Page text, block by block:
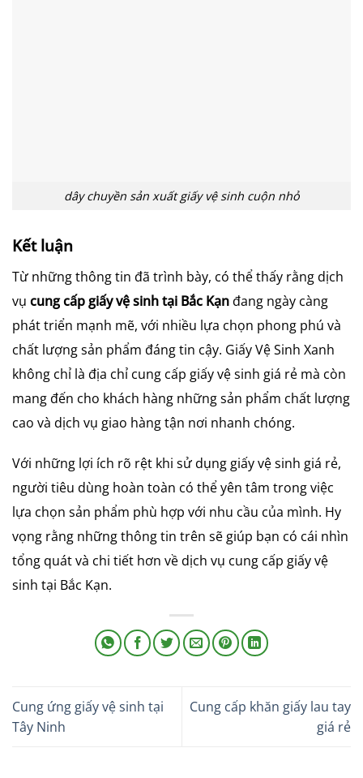
dây chuyền sản xuất giấy vệ sinh cuộn nhỏ
Kết luận
Từ những thông tin đã trình bày, có thể thấy rằng dịch
vụ cung cấp giấy vệ sinh tại Bắc Kạnđang ngày càng
phát triển mạnh mẽ, với nhiều lựa chọn phong phú và
chất lượng sản phẩm đáng tin cậy. Giấy Vệ Sinh Xanh
không chỉ là địa chỉ cung cấp giấy vệ sinh giá rẻ mà còn
mang đến cho khách hàng những sản phẩm chất lượng
cao và dịch vụ giao hàng tận nơi nhanh chóng.
Với những lợi ích rõ rệt khi sử dụng giấy vệ sinh giá rẻ,
người tiêu dùng hoàn toàn có thể yên tâm trong việc
lựa chọn sản phẩm phù hợp với nhu cầu của mình. Hy
vọng rằng những thông tin trên sẽ giúp bạn có cái nhìn
tổng quát và chi tiết hơn về dịch vụ cung cấp giấy vệ
sinh tại Bắc Kạn.
Cung ứng giấy vệ sinh tại
Tây Ninh
Cung cấp khăn giấy lau tay
giá rẻ